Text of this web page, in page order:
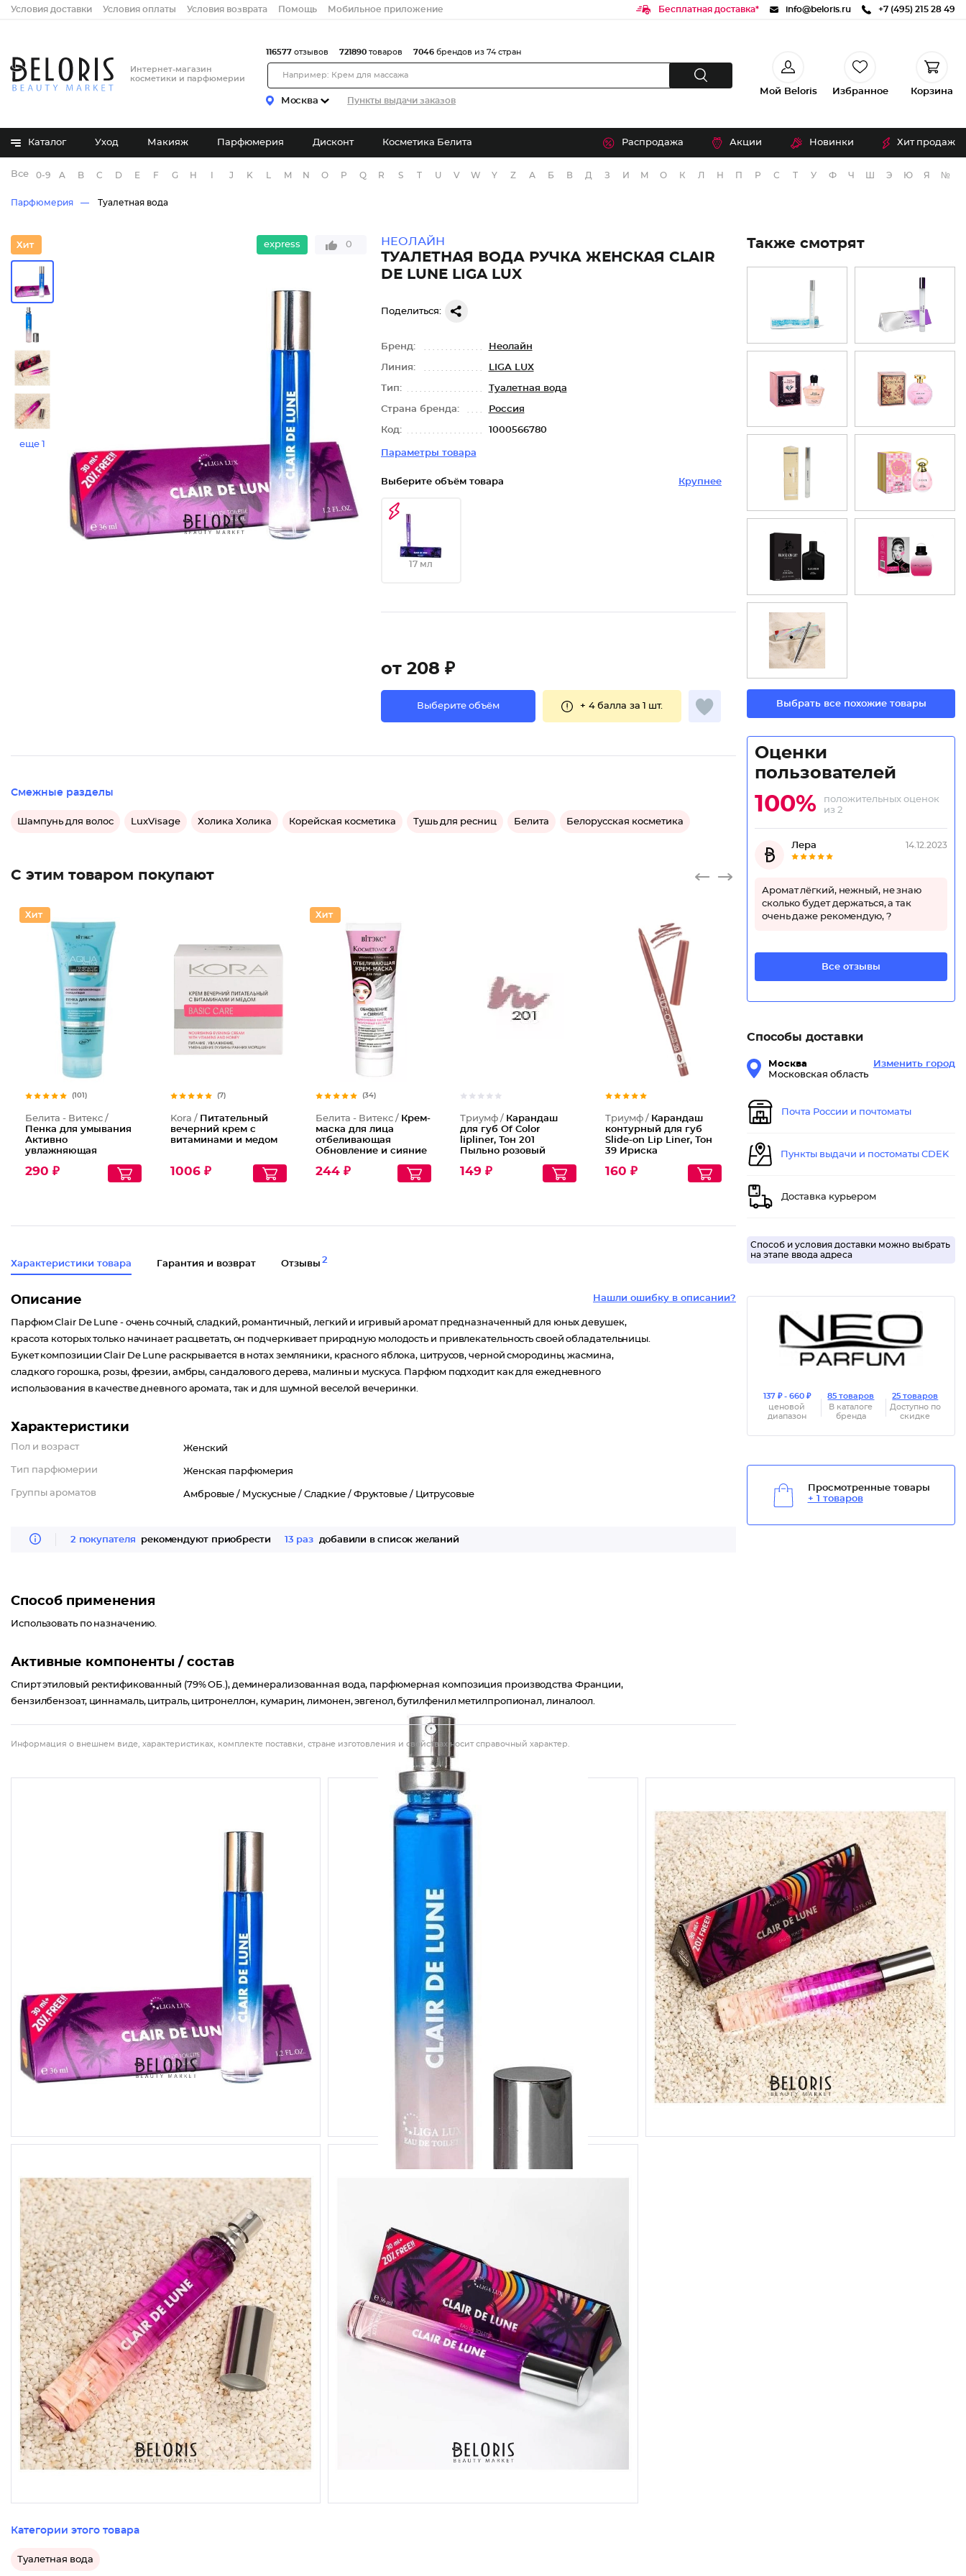
Условия доставки Условия оплаты Условия возврата Помощь Мобильное приложение Бесплатная доставка* info@beloris.ru +7 (495) 215 28 49
Интернет-магазин
косметики и парфюмерии
Москва Пункты выдачи заказов
116577 отзывов 721890 товаров 7046 брендов из 74 стран
Мой Beloris Избранное Корзина
Каталог Уход Макияж Парфюмерия Дисконт Косметика Белита Распродажа Акции Новинки Хит продаж
Все бренды
0-9 A B C D E F G H J K M N O P Q R S T U V W Y Z А Б В Д З И М О К Л Н П Р С Т У Ф Ч Э Ю Я №
Парфюмерия Туалетная вода
express 0
еще 1
НЕОЛАЙН
ТУАЛЕТНАЯ ВОДА РУЧКА ЖЕНСКАЯ CLAIR
DЕ LUNE LIGA LUX
Поделиться:
Бренд: Неолайн
Линия: LIGA LUX
Тип: Туалетная вода
Страна бренда: Россия
Код: 1000566780
Параметры товара
Выберите объём товара Крупнее
17 мл
от 208 ₽
Выберите объём + 4 балла за 1 шт.
Смежные разделы
Шампунь для волос LuxVisage Холика Холика Корейская косметика Тушь для ресниц Белита Белорусская косметика
С этим товаром покупают
(101)
Белита - Витекс /
Пенка для умывания
Активно
увлажняющая
290 ₽
(7)
Kora / Питательный
вечерний крем с
витаминами и медом
1006 ₽
(34)
Белита - Витекс / Крем-
маска для лица
отбеливающая
Обновление и сияние
244 ₽
Триумф / Карандаш
для губ Of Color
lipliner, Тон 201
Пыльно розовый
149 ₽
Триумф / Карандаш
контурный для губ
Slide-on Lip Liner, Тон
39 Ириска
160 ₽
Характеристики товара Гарантия и возврат Отзывы 2
Нашли ошибку в описании?
Описание
Парфюм Clair Dе Lune - очень сочный, сладкий, романтичный, легкий и игривый аромат предназначенный для юных девушек,
красота которых только начинает расцветать, он подчеркивает природную молодость и привлекательность своей обладательницы.
Букет композиции Clair Dе Lune раскрывается в нотах земляники, красного яблока, цитрусов, черной смородины, жасмина,
сладкого горошка, розы, фрезии, амбры, сандалового дерева, малины и мускуса. Парфюм подходит как для ежедневного
использования в качестве дневного аромата, так и для шумной веселой вечеринки.
Характеристики
Пол и возраст Женский
Тип парфюмерии Женская парфюмерия
Группы ароматов Амбровые / Мускусные / Сладкие / Фруктовые / Цитрусовые
2 покупателя рекомендуют приобрести 13 раз добавили в список желаний
Способ применения
Использовать по назначению.
Активные компоненты / состав
Спирт этиловый ректификованный (79% ОБ.), деминерализованная вода, парфюмерная композиция производства Франции,
бензилбензоат, циннамаль, цитраль, цитронеллон, кумарин, лимонен, эвгенол, бутилфенил метилпропионал, линалоол.
Информация о внешнем виде, характеристиках, комплекте поставки, стране изготовления и свойствах носит справочный характер.
Также смотрят
Выбрать все похожие товары
Оценки
пользователей
100%
положительных оценок
из 2
Лера 14.12.2023
Аромат лёгкий, нежный, не знаю
сколько будет держаться, а так
очень даже рекомендую, ?
Все отзывы
Способы доставки
Москва
Московская область
Изменить город
Почта России и почтоматы
Пункты выдачи и постоматы CDEK
Доставка курьером
Способ и условия доставки можно выбрать
на этапе ввода адреса
137 ₽ - 660 ₽
ценовой
диапазон
85 товаров
В каталоге
бренда
25 товаров
Доступно по
скидке
Просмотренные товары
+ 1 товаров
Категории этого товара
Туалетная вода